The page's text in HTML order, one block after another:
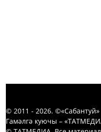
© 2011 - 2026.
Гамәлгә куючы –